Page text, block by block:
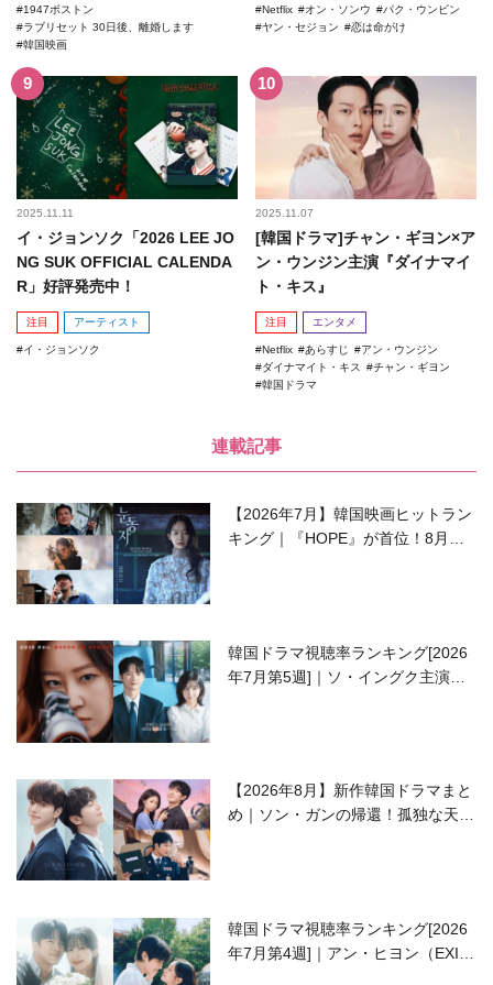
1947ボストン
ラブリセット 30日後、離婚します
韓国映画
Netflix オン・ソンウ
パク・ウンビン
ヤン・セジョン
恋は命がけ
2025.11.11
イ・ジョンソク「2026 LEE JO
NG SUK OFFICIAL CALENDA
R」好評発売中！
注目 アーティスト
イ・ジョンソク
2025.11.07
[韓国ドラマ]チャン・ギヨン×ア
ン・ウンジン主演『ダイナマイ
ト・キス』
注目 エンタメ
Netflix あらすじ
アン・ウンジン
ダイナマイト・キス
チャン・ギヨン
韓国ドラマ
連載記事
【2026年7月】韓国映画ヒットラン
キング｜『HOPE』が首位！8月公
韓国ドラマ視聴率ランキング[2026
年7月第5週]｜ソ・イングク主演の
【2026年8月】新作韓国ドラマまと
め｜ソン・ガンの帰還！孤独な天才
韓国ドラマ視聴率ランキング[2026
年7月第4週]｜アン・ヒヨン（EXID